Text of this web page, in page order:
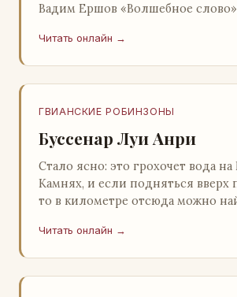
Вадим Ершов «Волшебное
Александровна ОСЕЕВ…
Читать онлайн →
ГВИАНСКИЕ РОБИНЗОНЫ
Буссенар Луи Анри
Стало ясно: это грохочет вода
Камнях, и если подняться вверх
то в километре отсюда можно
крас…
Читать онлайн →